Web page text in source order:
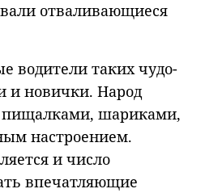
отваливающиеся
водители таких чудо-
и новички. Народ
пищалками, шариками,
настроением.
и число
впечатляющие